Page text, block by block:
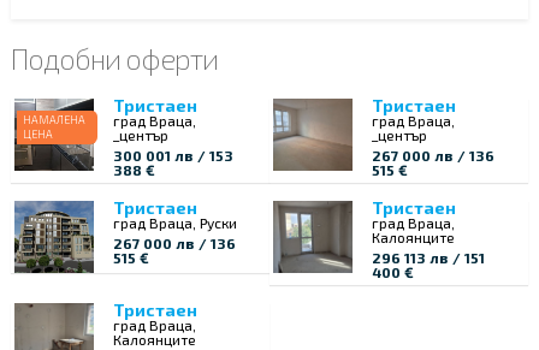
Подобни оферти
НАМАЛЕНА
ЦЕНА
Тристаен
град Враца,
_център
300 001 лв / 153
388 €
Тристаен
град Враца,
_център
267 000 лв / 136
515 €
Тристаен
град Враца, Руски
267 000 лв / 136
515 €
Тристаен
град Враца,
Калоянците
296 113 лв / 151
400 €
Тристаен
град Враца,
Калоянците